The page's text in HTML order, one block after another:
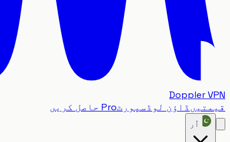
Doppler VPN
قیمتیںڈاؤن لوڈسپورٹPro حاصل کریں
اُر